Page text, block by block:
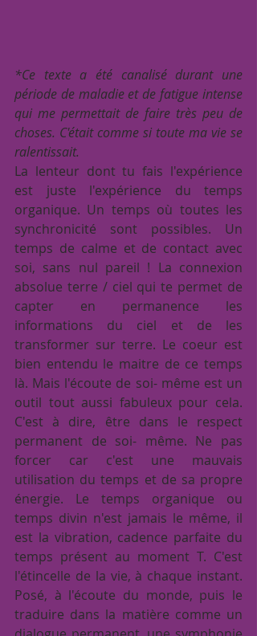
*Ce texte a été canalisé durant une
période de maladie et de fatigue intense
qui me permettait de faire très peu de
choses. C'était comme si toute ma vie se
ralentissait.
La lenteur dont tu fais l'expérience
est juste l'expérience du temps
organique. Un temps où toutes les
synchronicité sont possibles. Un
temps de calme et de contact avec
soi, sans nul pareil ! La connexion
absolue terre / ciel qui te permet de
capter en permanence les
informations du ciel et de les
transformer sur terre. Le coeur est
bien entendu le maitre de ce temps
là. Mais l'écoute de soi- même est un
outil tout aussi fabuleux pour cela.
C'est à dire, être dans le respect
permanent de soi- même. Ne pas
forcer car c'est une mauvais
utilisation du temps et de sa propre
énergie. Le temps organique ou
temps divin n'est jamais le même, il
est la vibration, cadence parfaite du
temps présent au moment T. C'est
l'étincelle de la vie, à chaque instant.
Posé, à l'écoute du monde, puis le
traduire dans la matière comme un